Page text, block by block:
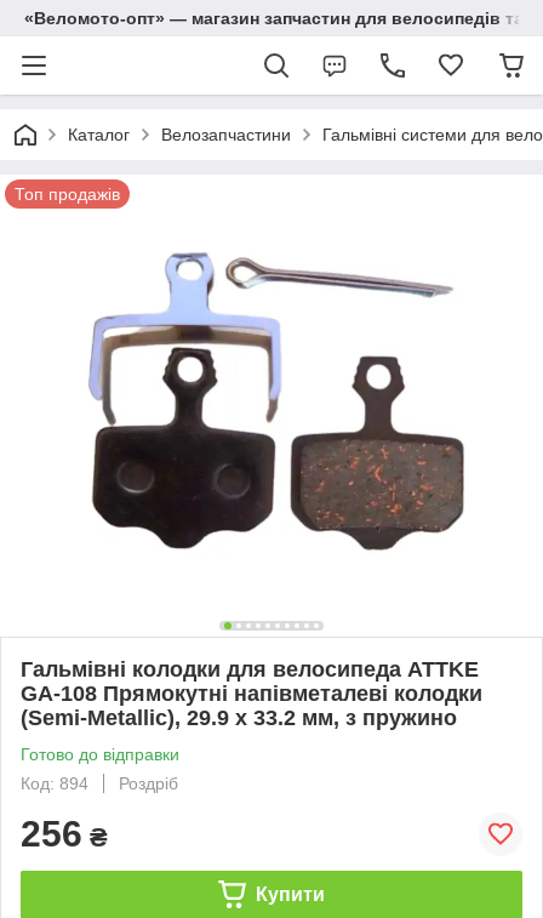
«Веломото-опт» — магазин запчастин для велосипедів та
Каталог Велозапчастини Гальмівні системи для
Топ продажів
Гальмівні колодки для велосипеда ATTKE
GA-108 Прямокутні напівметалеві колодки
(Semi-Metallic), 29.9 x 33.2 мм, з пружино
Готово до відправки
Код: 894
Роздріб
256 ₴
Купити